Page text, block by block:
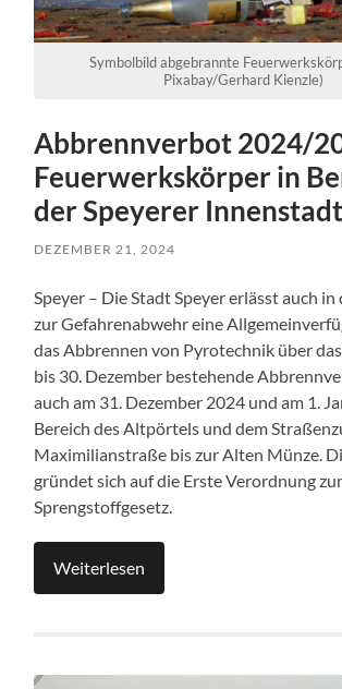
Symbolbild abgebrannte
Pixabay/Gerhard Kienzle)
Abbrennverbot 2024/
Feuerwerkskörper in
der Speyerer Innenstadt
DEZEMBER 21, 2024
Speyer – Die Stadt Speyer erlässt auch in
zur Gefahrenabwehr eine
das Abbrennen von Pyrotechnik über
bis 30. Dezember bestehende
auch am 31. Dezember 2024 und am 1.
Bereich des Altpörtels und dem
Maximilianstraße bis zur Alten Münze.
gründet sich auf die Erste Verordnung
Sprengstoffgesetz.
Weiterlesen